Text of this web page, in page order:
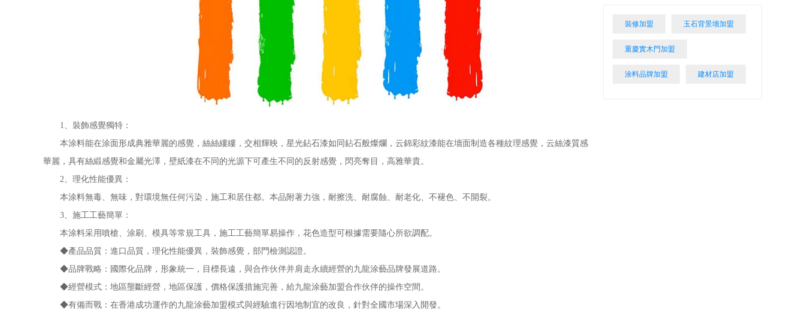
1、裝飾感覺獨特：
本涂料能在涂面形成典雅華麗的感覺，絲絲縷縷，交相輝映，星光鉆石漆如同鉆石般燦爛，云錦彩紋漆能在墻面制造各種紋理感覺，云絲漆質感
華麗，具有絲緞感覺和金屬光澤，壁紙漆在不同的光源下可產生不同的反射感覺，閃亮奪目，高雅華貴。
2、理化性能優異：
本涂料無毒、無味，對環境無任何污染，施工和居住都。本品附著力強，耐擦洗、耐腐蝕、耐老化、不褪色、不開裂。
3、施工工藝簡單：
本涂料采用噴槍、涂刷、模具等常規工具，施工工藝簡單易操作，花色造型可根據需要隨心所欲調配。
◆產品品質：進口品質，理化性能優異，裝飾感覺，部門檢測認證。
◆品牌戰略：國際化品牌，形象統一，目標長遠，與合作伙伴并肩走永續經營的九龍涂藝品牌發展道路。
◆經營模式：地區壟斷經營，地區保護，價格保護措施完善，給九龍涂藝加盟合作伙伴的操作空間。
◆有備而戰：在香港成功運作的九龍涂藝加盟模式與經驗進行因地制宜的改良，針對全國市場深入開發。
裝修加盟 玉石背景墻加盟
重慶實木門加盟
涂料品牌加盟 建材店加盟